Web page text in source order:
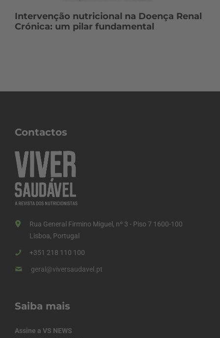
Intervenção nutricional na Doença Renal
Crónica: um pilar fundamental
Contactos
Rua General Firmino Miguel, nº 3 - Piso 7 1600-100
Lisboa, Portugal
+351 218 110 100
geral@viversaudavel.pt
Saiba mais
Assine a VS NEWS